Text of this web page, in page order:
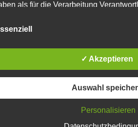
als für die Verarbeitung
Schutz der über diese
Daten sicherzustellen.
Grund steht es jeder betroffenen
an uns zu übermitteln.
✓ Akzeptieren
Auswahl
Personalisieren